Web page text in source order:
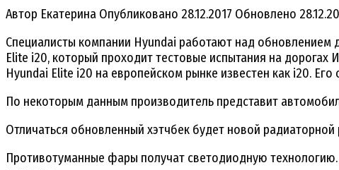
Автор Екатерина Опубликовано 28.12.2017 Обновлено
Специалисты компании Hyundai работают над
Elite i20, который проходит тестовые испытания на дорогах
Hyundai Elite i20 на европейском рынке известен как i20.
По некоторым данным производитель представит
Отличаться обновленный хэтчбек будет новой
Противотуманные фары получат светодиодную